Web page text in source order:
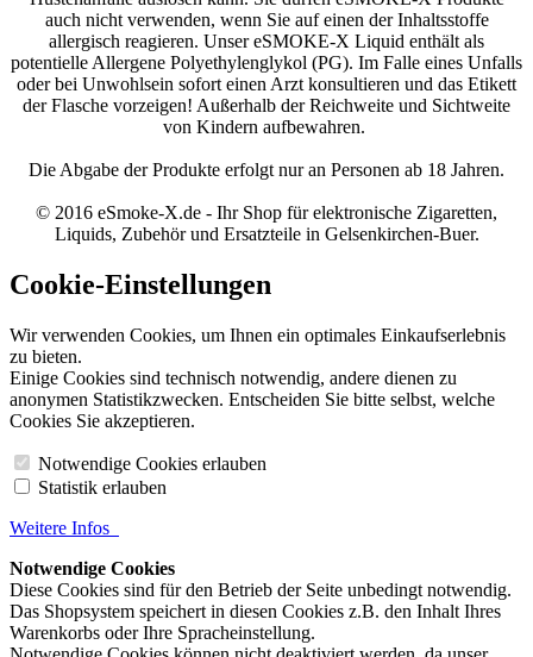
auch nicht verwenden, wenn Sie auf einen der Inhaltsstoffe
allergisch reagieren. Unser eSMOKE-X Liquid enthält als
potentielle Allergene Polyethylenglykol (PG). Im Falle eines Unfalls
oder bei Unwohlsein sofort einen Arzt konsultieren und das Etikett
der Flasche vorzeigen! Außerhalb der Reichweite und Sichtweite
von Kindern aufbewahren.
Die Abgabe der Produkte erfolgt nur an Personen ab 18 Jahren.
© 2016 eSmoke-X.de - Ihr Shop für elektronische Zigaretten,
Liquids, Zubehör und Ersatzteile in Gelsenkirchen-Buer.
Cookie-Einstellungen
Wir verwenden Cookies, um Ihnen ein optimales Einkaufserlebnis
zu bieten.
Einige Cookies sind technisch notwendig, andere dienen zu
anonymen Statistikzwecken. Entscheiden Sie bitte selbst, welche
Cookies Sie akzeptieren.
Notwendige Cookies erlauben
Statistik erlauben
Weitere Infos
Notwendige Cookies
Diese Cookies sind für den Betrieb der Seite unbedingt notwendig.
Das Shopsystem speichert in diesen Cookies z.B. den Inhalt Ihres
Warenkorbs oder Ihre Spracheinstellung.